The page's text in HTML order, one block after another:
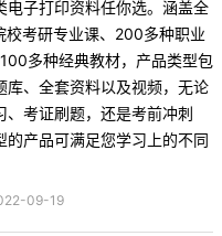
电子打印资料任你选。涵盖全
校考研专业课、200多种职业
多种经典教材，产品类型包
库、全套资料以及视频，无论
、考证刷题，还是考前冲刺
的产品可满足您学习上的不同
09-19